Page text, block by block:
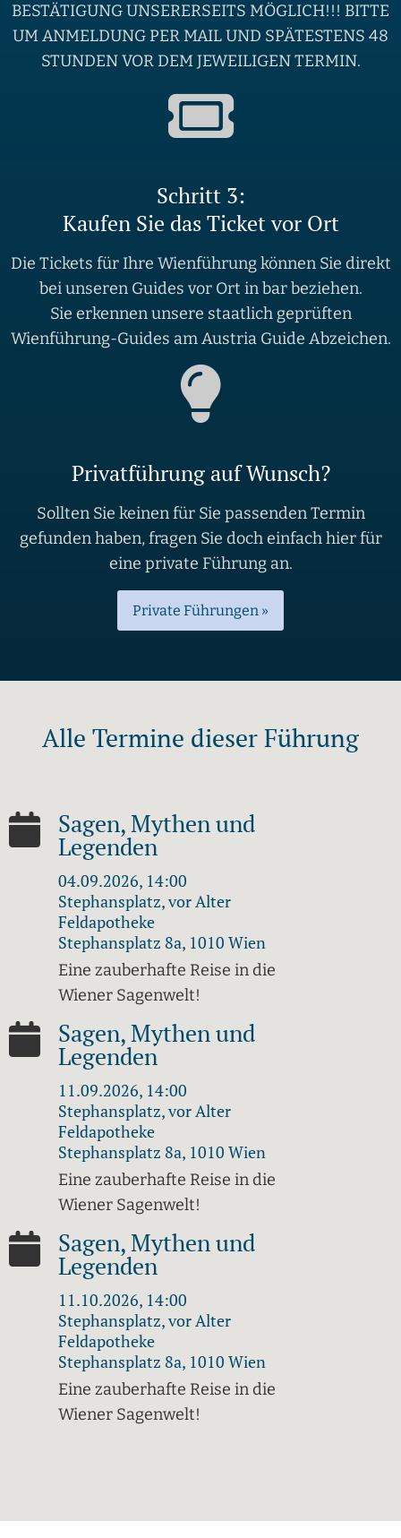
BESTÄTIGUNG UNSERERSEITS MÖGLICH!!! BITTE
UM ANMELDUNG PER MAIL UND SPÄTESTENS 48
STUNDEN VOR DEM JEWEILIGEN TERMIN.
Schritt 3:
Kaufen Sie das Ticket vor Ort
Die Tickets für Ihre Wienführung können Sie direkt
bei unseren Guides vor Ort in bar beziehen.
Sie erkennen unsere staatlich geprüften
Wienführung-Guides am Austria Guide Abzeichen.
Privatführung auf Wunsch?
Sollten Sie keinen für Sie passenden Termin
gefunden haben, fragen Sie doch einfach hier für
eine private Führung an.
Private Führungen »
Alle Termine dieser Führung
Sagen, Mythen und
Legenden
04.09.2026, 14:00
Stephansplatz, vor Alter
Feldapotheke
Stephansplatz 8a, 1010 Wien
Eine zauberhafte Reise in die
Wiener Sagenwelt!
Sagen, Mythen und
Legenden
11.09.2026, 14:00
Stephansplatz, vor Alter
Feldapotheke
Stephansplatz 8a, 1010 Wien
Eine zauberhafte Reise in die
Wiener Sagenwelt!
Sagen, Mythen und
Legenden
11.10.2026, 14:00
Stephansplatz, vor Alter
Feldapotheke
Stephansplatz 8a, 1010 Wien
Eine zauberhafte Reise in die
Wiener Sagenwelt!